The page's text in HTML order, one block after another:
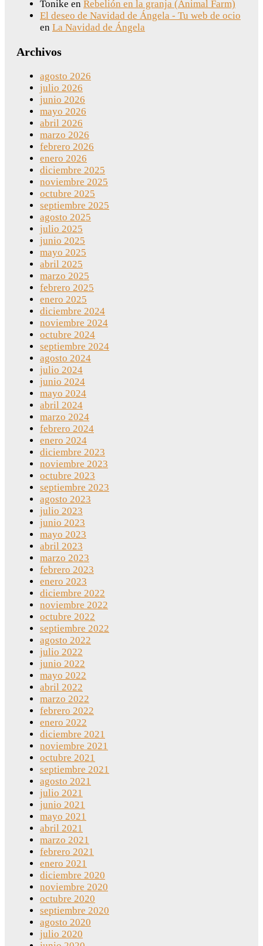
Tonike en Rebelión en la granja (Animal Farm)
El deseo de Navidad de Ángela - Tu web de ocio
en La Navidad de Ángela
Archivos
agosto 2026
julio 2026
junio 2026
mayo 2026
abril 2026
marzo 2026
febrero 2026
enero 2026
diciembre 2025
noviembre 2025
octubre 2025
septiembre 2025
agosto 2025
julio 2025
junio 2025
mayo 2025
abril 2025
marzo 2025
febrero 2025
enero 2025
diciembre 2024
noviembre 2024
octubre 2024
septiembre 2024
agosto 2024
julio 2024
junio 2024
mayo 2024
abril 2024
marzo 2024
febrero 2024
enero 2024
diciembre 2023
noviembre 2023
octubre 2023
septiembre 2023
agosto 2023
julio 2023
junio 2023
mayo 2023
abril 2023
marzo 2023
febrero 2023
enero 2023
diciembre 2022
noviembre 2022
octubre 2022
septiembre 2022
agosto 2022
julio 2022
junio 2022
mayo 2022
abril 2022
marzo 2022
febrero 2022
enero 2022
diciembre 2021
noviembre 2021
octubre 2021
septiembre 2021
agosto 2021
julio 2021
junio 2021
mayo 2021
abril 2021
marzo 2021
febrero 2021
enero 2021
diciembre 2020
noviembre 2020
octubre 2020
septiembre 2020
agosto 2020
julio 2020